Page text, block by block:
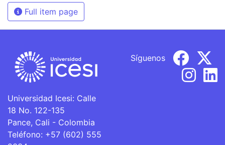
Full item page
Universidad Icesi: Calle
18 No. 122-135
Pance, Cali - Colombia
Teléfono: +57 (602) 555
Síguenos